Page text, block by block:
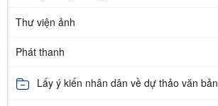
Thư viện ảnh
Phát thanh
Lấy ý kiến nhân dân về dự thảo văn bản